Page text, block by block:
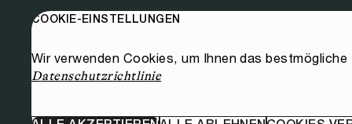
COOKIE-EINSTELLUNGEN
Wir verwenden Cookies, um Ihnen das
Datenschutzrichtlinie